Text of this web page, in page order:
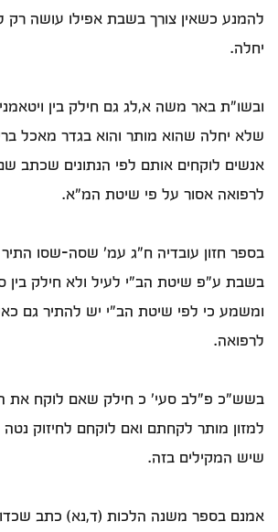
להמנע כשאין צורך בשבת אפילו עושה
יחלה.
ובשו"ת באר משה א,לג גם חילק בין
שלא יחלה שהוא מותר והוא בגדר מאכל
אנשים לוקחים אותם לפי הנתונים שכתב
לרפואה אסור על פי שיטת המ"א.
בספר חזון עובדיה ח"ג עמ' שסה-שסו התיר
בשבת ע"פ שיטת הב"י לעיל ולא חילק בין
ומשמע כי לפי שיטת הב"י יש להתיר גם
לרפואה.
בשש"כ פ"לב סעי' כ חילק שאם לוקח את
למזון מותר לקחתם ואם לוקחם לחיזוק
שיש המקילים בזה.
אמנם בספר משנה הלכות (ד,נא) כתב